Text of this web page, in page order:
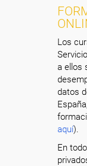
Los
a ellos
datos
aquí).
En